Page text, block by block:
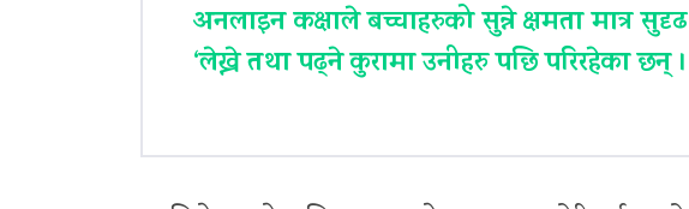
अनलाइन कक्षाले बच्चाहरुको सुन्ने क्षमता मात्र
‘लेख्ने तथा पढ्ने कुरामा उनीहरु पछि परिरहेका छन् ।